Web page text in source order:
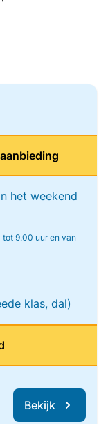
het weekend
tot 9.00 uur en van
klas, dal)
Bekijk